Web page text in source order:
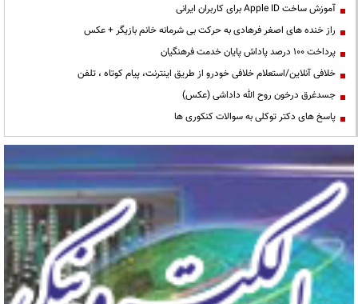
آموزش ساخت Apple ID برای کاربران ایرانی
راز خنده های اصغر فرهادی به حرکت بی شرمانه خانم بازیگر + عکس
پرداخت ۱۰۰ درصد پاداش پایان خدمت فرهنگیان
خلافی آنلاین/استعلام خلافی خودرو از طریق اینترنت، پیام کوتاه ، تلفن
جسدغرق درخون روح الله داداشی (عکس)
پاسخ های دکتر توکلی به سوالات کنکوری ها